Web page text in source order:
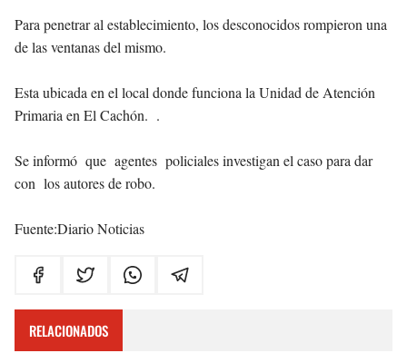
Para penetrar al establecimiento, los desconocidos rompieron una
de las ventanas del mismo.
Esta ubicada en el local donde funciona la Unidad de Atención
Primaria en El Cachón. .
Se informó que agentes policiales investigan el caso para dar
con los autores de robo.
Fuente:Diario Noticias
RELACIONADOS